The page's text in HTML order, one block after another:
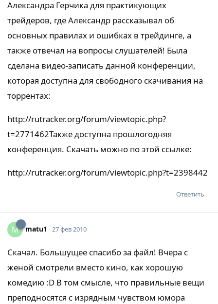
Александра Герчика для практикующих
трейдеров, где Александр рассказывал об
основных правилах и ошибках в трейдинге, а
также отвечал на вопросы слушателей! Была
сделана видео-записать данной конференции,
которая доступна для свободного скачивания на
торрентах:
http://rutracker.org/forum/viewtopic.php?
t=2771462Также доступна прошлогодняя
конференция. Скачать можно по этой ссылке:
http://rutracker.org/forum/viewtopic.php?t=2398442
Ответить
M matu1 27 фев 2010
Скачал. Большущее спасибо за файл! Вчера с
женой смотрели вместо кино, как хорошую
комедию :D В том смысле, что правильные вещи
преподносятся с изрядным чувством юмора